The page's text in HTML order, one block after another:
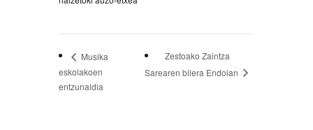
Musika
eskolakoen
entzunaldia
Zestoako Zaintza
Sarearen bilera Endoian